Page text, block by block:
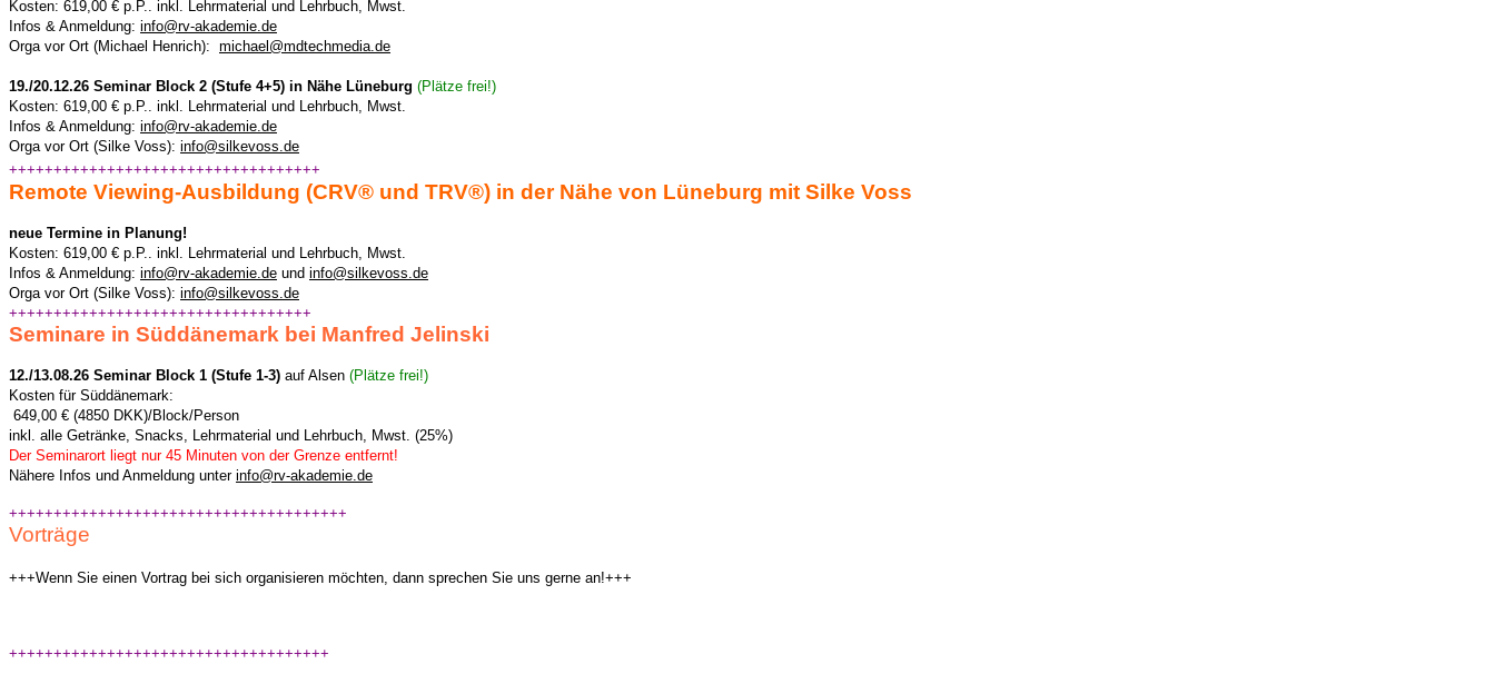
Kosten: 619,00 € p.P.. inkl. Lehrmaterial und Lehrbuch, Mwst.
Infos & Anmeldung: info@rv-akademie.de
Orga vor Ort (Michael Henrich): michael@mdtechmedia.de
19./20.12.26 Seminar Block 2 (Stufe 4+5) in Nähe Lüneburg (Plätze frei!)
Kosten: 619,00 € p.P.. inkl. Lehrmaterial und Lehrbuch, Mwst.
Infos & Anmeldung: info@rv-akademie.de
Orga vor Ort (Silke Voss): info@silkevoss.de
+++++++++++++++++++++++++++++++++++
Remote Viewing-Ausbildung (CRV® und TRV®) in der Nähe von Lüneburg mit Silke Voss
neue Termine in Planung!
Kosten: 619,00 € p.P.. inkl. Lehrmaterial und Lehrbuch, Mwst.
Infos & Anmeldung: info@rv-akademie.de und info@silkevoss.de
Orga vor Ort (Silke Voss): info@silkevoss.de
++++++++++++++++++++++++++++++++++
Seminare in Süddänemark bei Manfred Jelinski
12./13.08.26 Seminar Block 1 (Stufe 1-3) auf Alsen (Plätze frei!)
Kosten für Süddänemark:
649,00 € (4850 DKK)/Block/Person
inkl. alle Getränke, Snacks, Lehrmaterial und Lehrbuch, Mwst. (25%)
Der Seminarort liegt nur 45 Minuten von der Grenze entfernt!
Nähere Infos und Anmeldung unter info@rv-akademie.de
++++++++++++++++++++++++++++++++++++++
Vorträge
+++Wenn Sie einen Vortrag bei sich organisieren möchten, dann sprechen Sie uns gerne an!+++
++++++++++++++++++++++++++++++++++++